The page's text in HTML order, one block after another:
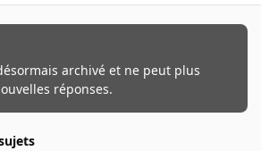
archivé et ne peut plus
réponses.